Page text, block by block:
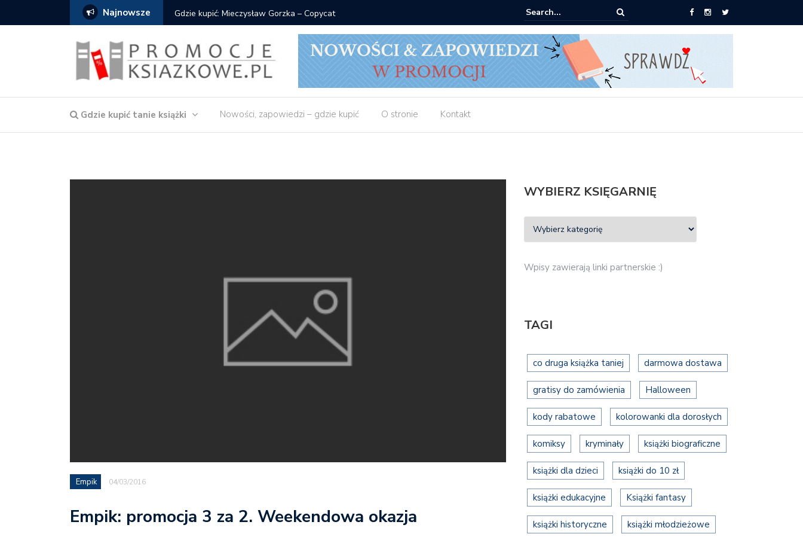
Najnowsze Gdzie kupić: Mieczysław Gorzka – Copycat Znak: książki od 2,90 zł do zamówienia
Gdzie kupić tanie książki Nowości, zapowiedzi – gdzie kupić O stronie Kontakt
Empik 04/03/2016
Empik: promocja 3 za 2. Weekendowa okazja
WYBIERZ KSIĘGARNIĘ
Wpisy zawierają linki partnerskie :)
TAGI
co druga książka taniej darmowa dostawa
gratisy do zamówienia Halloween
kody rabatowe kolorowanki dla dorosłych
komiksy kryminały książki biograficzne
książki dla dzieci książki do 10 zł
książki edukacyjne Książki fantasy
książki historyczne książki młodzieżowe